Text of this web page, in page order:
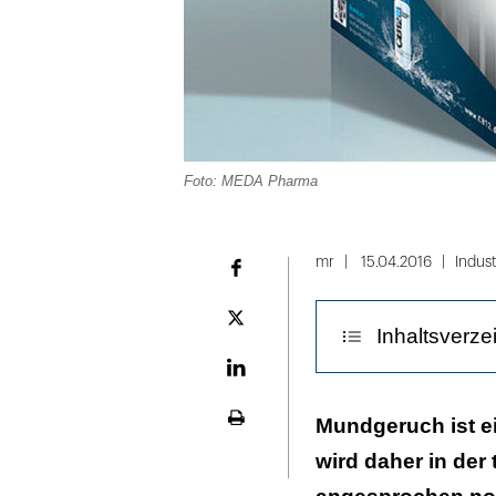
Foto: MEDA Pharma
Plattform
mr 15.04.2016
Erster Schritt
Therapie
Patienten
Mundgeruch ist
wird daher in der